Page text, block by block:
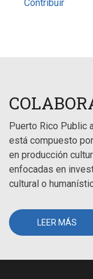
Contribuir
Puerto Rico Public
está compuesto
en producción
enfocadas en
cultural o
LEER MÁS